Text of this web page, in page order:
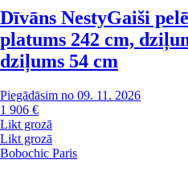
Dīvāns NestyGaiši
platums 242 cm,
dziļums 54 cm
Piegādāsim no 09. 11. 2026
1 906 €
Likt grozā
Likt grozā
Bobochic Paris